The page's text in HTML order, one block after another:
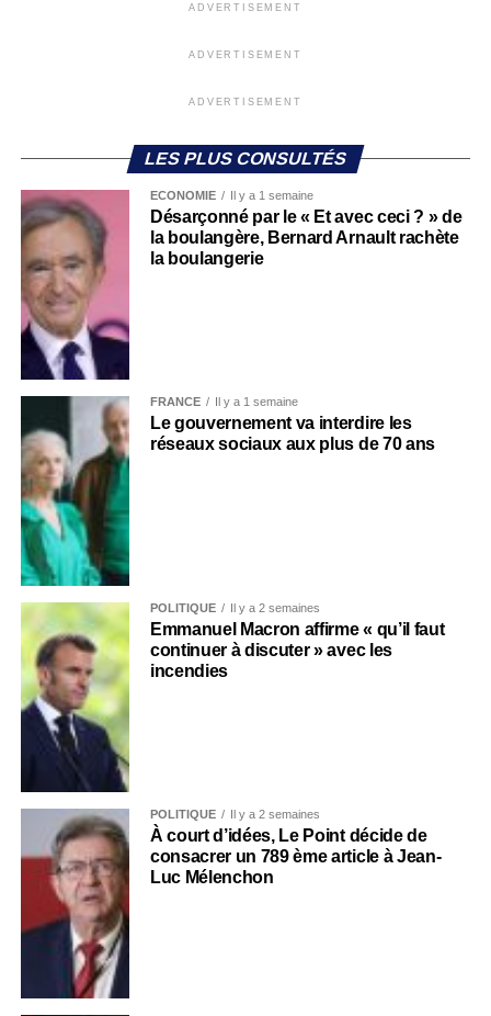
ADVERTISEMENT
ADVERTISEMENT
ADVERTISEMENT
LES PLUS CONSULTÉS
ECONOMIE Il y a 1 semaine
Désarçonné par le « Et avec ceci ? » de
la boulangère, Bernard Arnault rachète
la boulangerie
FRANCE Il y a 1 semaine
Le gouvernement va interdire les
réseaux sociaux aux plus de 70 ans
POLITIQUE Il y a 2 semaines
Emmanuel Macron affirme « qu’il faut
continuer à discuter » avec les
incendies
POLITIQUE Il y a 2 semaines
À court d’idées, Le Point décide de
consacrer un 789 ème article à Jean-
Luc Mélenchon